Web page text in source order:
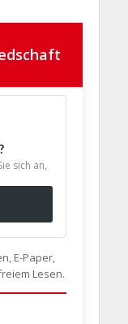
sich an,
E-Paper,
Lesen.